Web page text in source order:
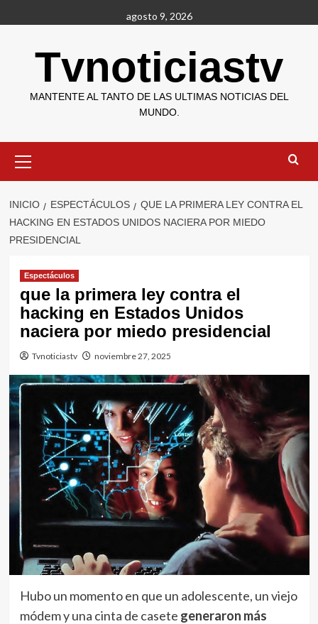
al
agosto 9, 2026
Tvnoticiastv
MANTENTE AL TANTO DE LAS ULTIMAS NOTICIAS DEL
MUNDO.
primario
INICIO ESPECTÁCULOS
QUE LA PRIMERA LEY CONTRA EL
HACKING EN ESTADOS UNIDOS NACIERA POR MIEDO
PRESIDENCIAL
Espectáculos
que la primera ley contra el
hacking en Estados Unidos
naciera por miedo presidencial
Tvnoticiastv noviembre 27, 2025
Hubo un momento en que un adolescente, un viejo
módem y una cinta de casete generaron más